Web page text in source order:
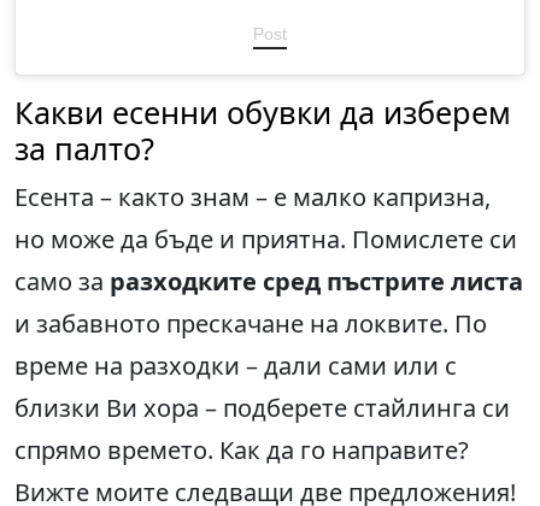
Post
Какви есенни обувки да изберем
за палто?
Есента – както знам – е малко капризна,
но може да бъде и приятна. Помислете си
само за разходките сред пъстрите листа
и забавното прескачане на локвите. По
време на разходки – дали сами или с
близки Ви хора – подберете стайлинга си
спрямо времето. Как да го направите?
Вижте моите следващи две предложения!